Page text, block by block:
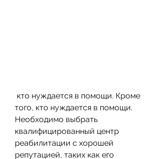
того, кто нуждается в помощи.
Необходимо выбрать
квалифицированный центр
реабилитации с хорошей
репутацией, таких как его